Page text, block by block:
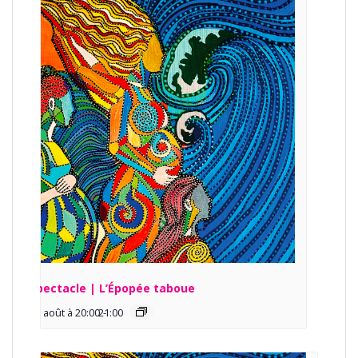
Spectacle | L’Épopée taboue
13 août à 20:00 -
21:00